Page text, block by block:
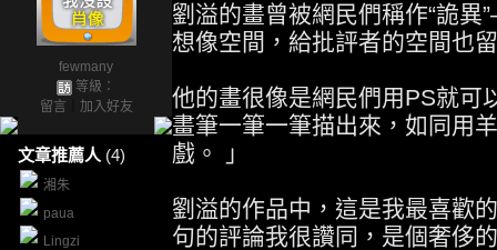
fewmany
等級：
留言
加入好友
文章推薦人 (4)
湘朱
paua
Lingzi
劉溢的畫曾被網民們稱作“詭
想像空間，給批評者的空間也
他的畫很像是網民們用PS就可
畫筆一筆一筆描出來，如同用
戲。 」
劉溢的作品中，這是我最喜歡
句的評論我很讚同，是個奢侈